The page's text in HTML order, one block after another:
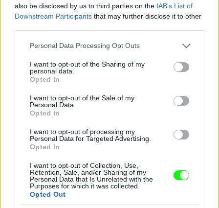
also be disclosed by us to third parties on the IAB’s List of
Downstream Participants that may further disclose it to other
Please note that this website/app uses one or more Google
not limited to your visit or usage behaviour. You may click to
grant or deny consent to Google and its third-party tags to
use your data for below specified purposes in below Google
consent section.
Personal Data Processing Opt Outs
I want to opt-out of the Sharing of my
personal data.
Opted In
I want to opt-out of the Sale of my
Personal Data.
Opted In
I want to opt-out of processing my
Personal Data for Targeted Advertising.
Opted In
I want to opt-out of Collection, Use,
Retention, Sale, and/or Sharing of my
Personal Data that Is Unrelated with the
Purposes for which it was collected.
Opted Out